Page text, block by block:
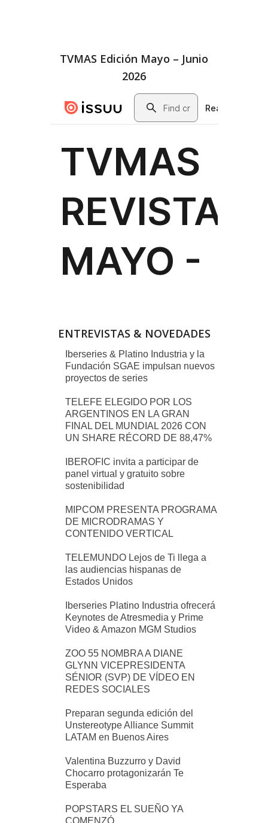
TVMAS Edición Mayo – Junio
2026
ENTREVISTAS & NOVEDADES
Iberseries & Platino Industria y la
Fundación SGAE impulsan nuevos
proyectos de series
TELEFE ELEGIDO POR LOS
ARGENTINOS EN LA GRAN
FINAL DEL MUNDIAL 2026 CON
UN SHARE RÉCORD DE 88,47%
IBEROFIC invita a participar de
panel virtual y gratuito sobre
sostenibilidad
MIPCOM PRESENTA PROGRAMA
DE MICRODRAMAS Y
CONTENIDO VERTICAL
TELEMUNDO Lejos de Ti llega a
las audiencias hispanas de
Estados Unidos
Iberseries Platino Industria ofrecerá
Keynotes de Atresmedia y Prime
Video & Amazon MGM Studios
ZOO 55 NOMBRA A DIANE
GLYNN VICEPRESIDENTA
SÉNIOR (SVP) DE VÍDEO EN
REDES SOCIALES
Preparan segunda edición del
Unstereotype Alliance Summit
LATAM en Buenos Aires
Valentina Buzzurro y David
Chocarro protagonizarán Te
Esperaba
POPSTARS EL SUEÑO YA
COMENZÓ